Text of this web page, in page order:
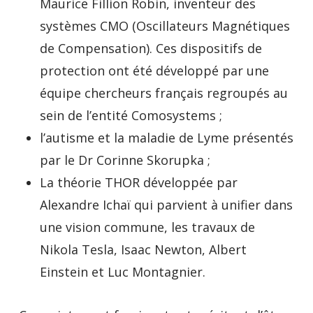
Maurice Fillion Robin, inventeur des
systèmes CMO (Oscillateurs Magnétiques
de Compensation). Ces dispositifs de
protection ont été développé par une
équipe chercheurs français regroupés au
sein de l’entité Comosystems ;
l’autisme et la maladie de Lyme présentés
par le Dr Corinne Skorupka ;
La théorie THOR développée par
Alexandre Ichaï qui parvient à unifier dans
une vision commune, les travaux de
Nikola Tesla, Isaac Newton, Albert
Einstein et Luc Montagnier.